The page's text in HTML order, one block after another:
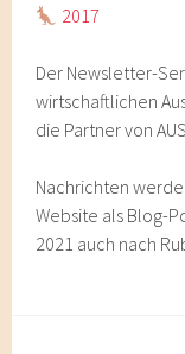
2017
Der Newsletter-
wirtschaftlichen
die Partner von
Nachrichten
Website als Blog-
2021 auch nach